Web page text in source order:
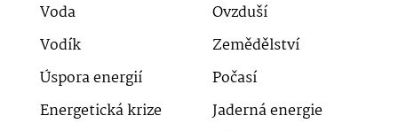
Voda
Ovzduší
Vodík
Zemědělství
Úspora energií
Počasí
Energetická krize
Jaderná energie